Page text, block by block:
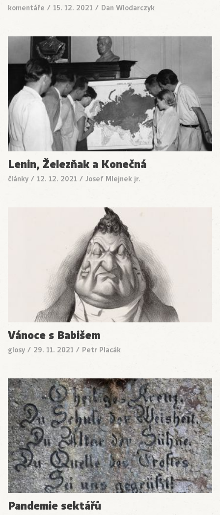
komentáře / 15. 12. 2021 / Dan Wlodarczyk
Lenin, Železňak a Konečná
články / 12. 12. 2021 / Josef Mlejnek jr.
Vánoce s Babišem
glosy / 29. 11. 2021 / Petr Placák
Pandemie sektářů